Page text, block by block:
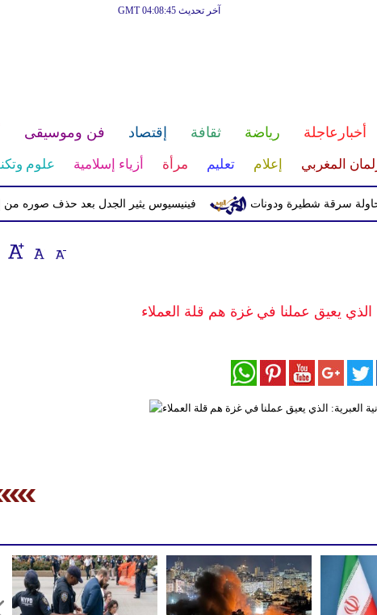
آخر تحديث GMT 04:08:45
أخبارعاجلة رياضة ثقافة إقتصاد فن وموسيقى
المغربي إعلام تعليم مرأة أزياء إسلامية علوم
فينيسيوس يثير الجدل بعد حذف صوره من شطيرة ودونات
الذي يعيق عملنا في غزة هم قلة العملاء